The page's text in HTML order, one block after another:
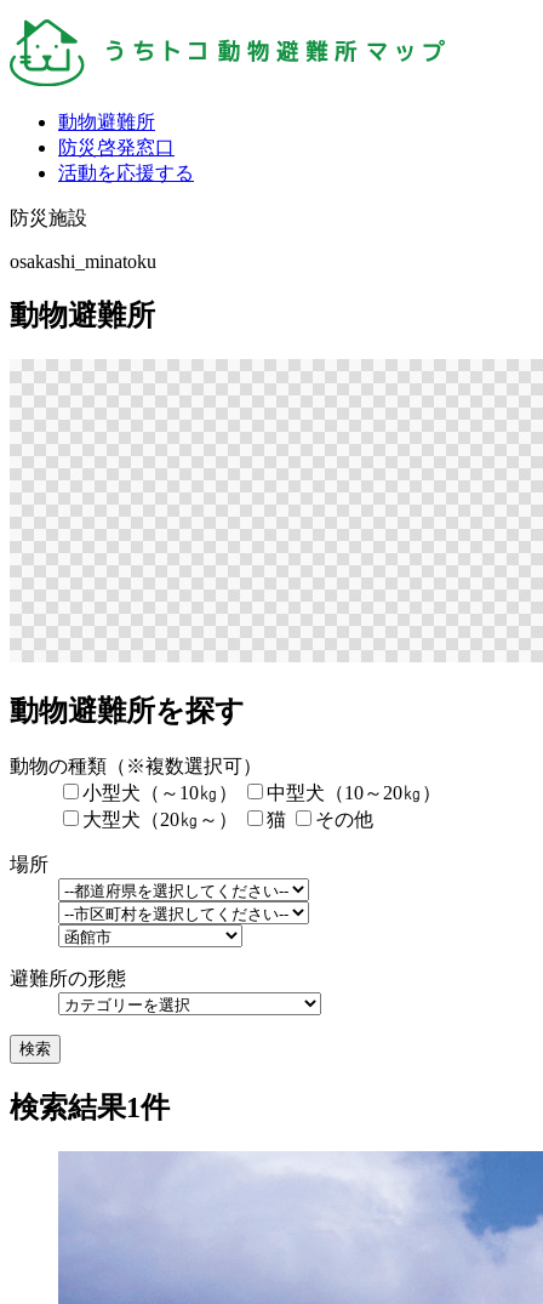
動物避難所
防災啓発窓口
活動を応援する
防災施設
osakashi_minatoku
動物避難所
動物避難所を探す
動物の種類 （※複数選択可）
小型犬（～10㎏）
中型犬（10～20㎏）
大型犬（20㎏～）
猫 その他
場所
避難所の形態
検索
検索結果1件